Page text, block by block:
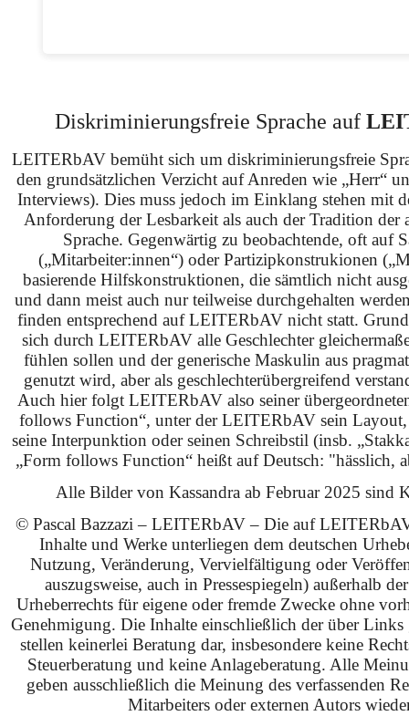
Diskriminierungsfreie Sprache auf
LEITERbAV bemüht sich um diskriminierungsfreie
den grundsätzlichen Verzicht auf Anreden wie „Herr“
Interviews). Dies muss jedoch im Einklang stehen mit
Anforderung der Lesbarkeit als auch der Tradition der
Sprache. Gegenwärtig zu beobachtende, oft auf
(„Mitarbeiter:innen“) oder Partizipkonstrukionen
basierende Hilfskonstruktionen, die sämtlich nicht
und dann meist auch nur teilweise durchgehalten
finden entsprechend auf LEITERbAV nicht statt.
sich durch LEITERbAV alle Geschlechter
fühlen sollen und der generische Maskulin aus
genutzt wird, aber als geschlechterübergreifend
Auch hier folgt LEITERbAV also seiner
follows Function“, unter der LEITERbAV sein Layout,
seine Interpunktion oder seinen Schreibstil (insb.
„Form follows Function“ heißt auf Deutsch: "hässlich,
Alle Bilder von Kassandra ab Februar 2025 sind
© Pascal Bazzazi – LEITERbAV – Die auf
Inhalte und Werke unterliegen dem deutschen
Nutzung, Veränderung, Vervielfältigung oder
auszugsweise, auch in Pressespiegeln) außerhalb
Urheberrechts für eigene oder fremde Zwecke ohne
Genehmigung. Die Inhalte einschließlich der über Links
stellen keinerlei Beratung dar, insbesondere keine
Steuerberatung und keine Anlageberatung. Alle
geben ausschließlich die Meinung des verfassenden
Mitarbeiters oder externen Autors